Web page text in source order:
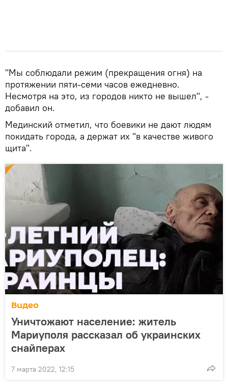
"Мы соблюдали режим (прекращения огня) на
протяжении пяти-семи часов ежедневно.
Несмотря на это, из городов никто не вышел", -
добавил он.
Мединский отметил, что боевики не дают людям
покидать города, а держат их "в качестве живого
щита".
Видео
Уничтожают население: житель
Мариуполя рассказал об украинских
снайперах
7 марта 2022, 12:15